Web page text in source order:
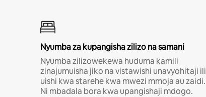
Nyumba za kupangisha zilizo na samani
Nyumba zilizowekewa huduma kamili
zinajumuisha jiko na vistawishi unavyohitaji ili
uishi kwa starehe kwa mwezi mmoja au zaidi.
Ni mbadala bora kwa upangishaji mdogo.